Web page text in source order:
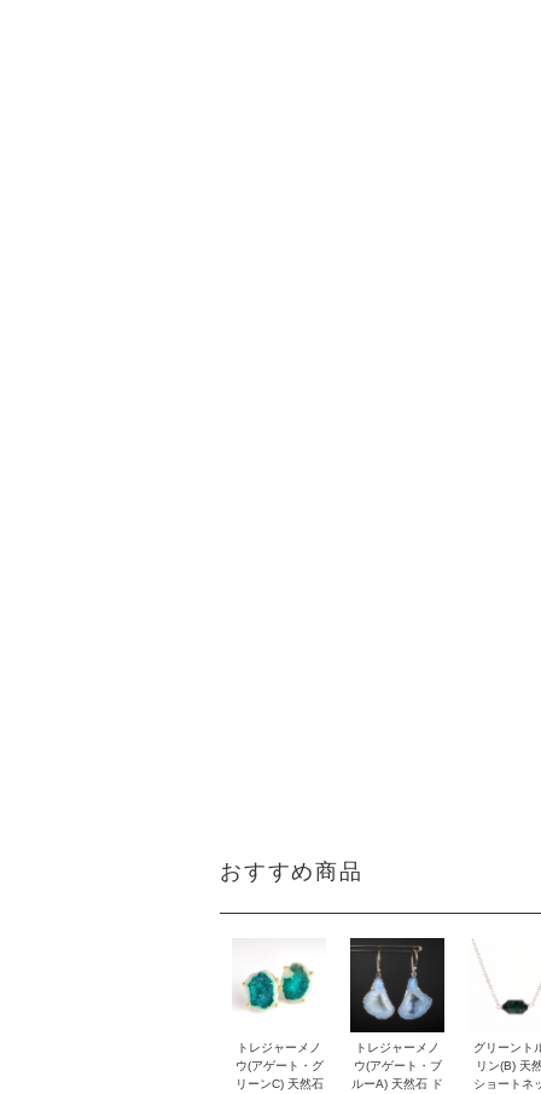
おすすめ商品
トレジャーメノ
ウ(アゲート・グ
リーンC) 天然石
トレジャーメノ
ウ(アゲート・ブ
ルーA) 天然石 ド
グリーント
リン(B) 天
ショートネ